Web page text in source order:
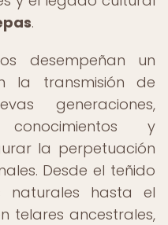
.
desempeñan un
la transmisión de
generaciones,
y
la perpetuación
Desde el teñido
hasta el
telares ancestrales,